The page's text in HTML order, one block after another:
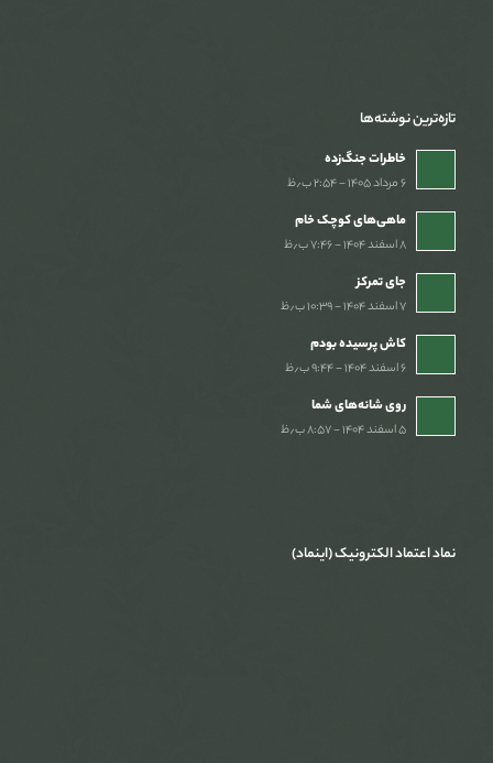
تازه‌ترین نوشته‌ها
خاطرات جنگ‌‌زده
۶ مرداد ۱۴۰۵ - ۲:۵۴ ب٫ظ
ماهی‌های کوچک خام
۸ اسفند ۱۴۰۴ - ۷:۴۶ ب٫ظ
جای تمرکز
۷ اسفند ۱۴۰۴ - ۱۰:۳۹ ب٫ظ
کاش پرسیده بودم
۶ اسفند ۱۴۰۴ - ۹:۴۴ ب٫ظ
روی شانه‌های شما
۵ اسفند ۱۴۰۴ - ۸:۵۷ ب٫ظ
نماد اعتماد الکترونیک (اینماد)